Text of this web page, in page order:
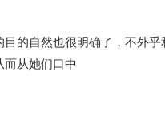
目的自然也很明确了，不外
从她们口中